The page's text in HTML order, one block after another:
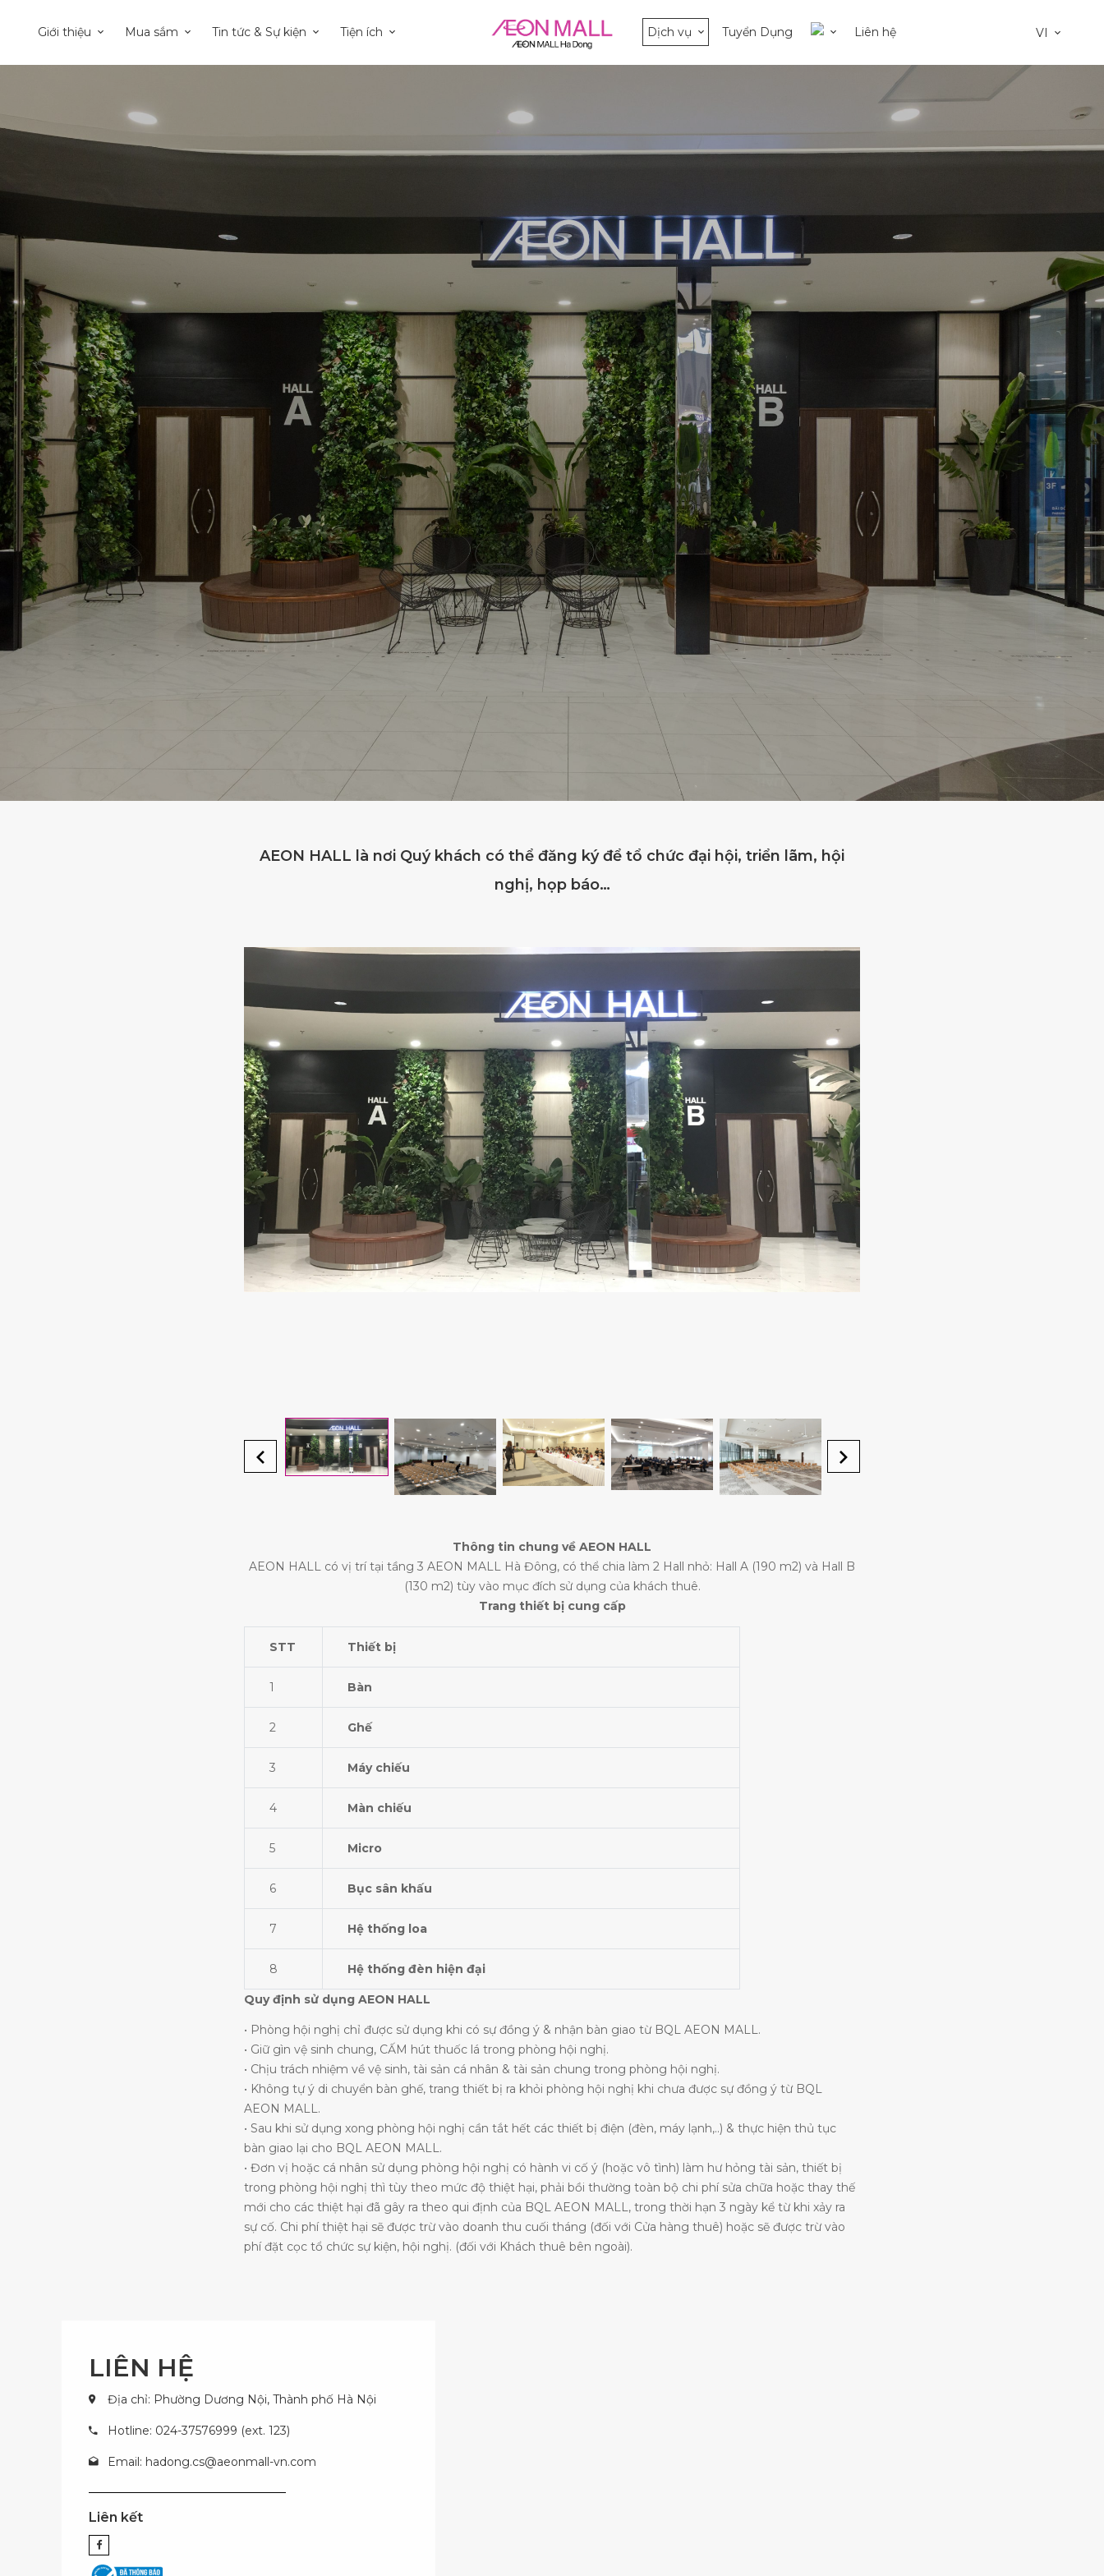
Giới thiệu Mua sắm Tin tức & Sự kiện Tiện ích Dịch vụ Tuyển Dụng Liên hệ VI
AEON HALL là nơi Quý khách có thể đăng ký để tổ chức đại hội, triển lãm, hội
nghị, họp báo…
Thông tin chung về AEON HALL
AEON HALL có vị trí tại tầng 3 AEON MALL Hà Đông, có thể chia làm 2 Hall nhỏ: Hall A (190 m2) và Hall B
(130 m2) tùy vào mục đích sử dụng của khách thuê.
Trang thiết bị cung cấp
STT Thiết bị
1 Bàn
2 Ghế
3 Máy chiếu
4 Màn chiếu
5 Micro
6 Bục sân khấu
7 Hệ thống loa
8 Hệ thống đèn hiện đại
Quy định sử dụng AEON HALL
• Phòng hội nghị chỉ được sử dụng khi có sự đồng ý & nhận bàn giao từ BQL AEON MALL.
• Giữ gìn vệ sinh chung, CẤM hút thuốc lá trong phòng hội nghị.
• Chịu trách nhiệm về vệ sinh, tài sản cá nhân & tài sản chung trong phòng hội nghị.
• Không tự ý di chuyển bàn ghế, trang thiết bị ra khỏi phòng hội nghị khi chưa được sự đồng ý từ BQL
AEON MALL.
• Sau khi sử dụng xong phòng hội nghị cần tắt hết các thiết bị điện (đèn, máy lạnh,..) & thực hiện thủ tục
bàn giao lại cho BQL AEON MALL.
• Đơn vị hoặc cá nhân sử dụng phòng hội nghị có hành vi cố ý (hoặc vô tình) làm hư hỏng tài sản, thiết bị
trong phòng hội nghị thì tùy theo mức độ thiệt hại, phải bồi thường toàn bộ chi phí sửa chữa hoặc thay thế
mới cho các thiệt hại đã gây ra theo qui định của BQL AEON MALL, trong thời hạn 3 ngày kể từ khi xảy ra
sự cố. Chi phí thiệt hại sẽ được trừ vào doanh thu cuối tháng (đối với Cửa hàng thuê) hoặc sẽ được trừ vào
phí đặt cọc tổ chức sự kiện, hội nghị. (đối với Khách thuê bên ngoài).
LIÊN HỆ
Địa chỉ: Phường Dương Nội, Thành phố Hà Nội
Hotline: 024-37576999 (ext. 123)
Email: hadong.cs@aeonmall-vn.com
Liên kết